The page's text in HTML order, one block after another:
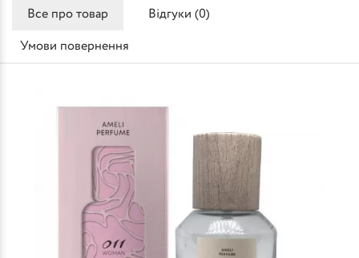
Все про товар Відгуки (0)
Умови повернення